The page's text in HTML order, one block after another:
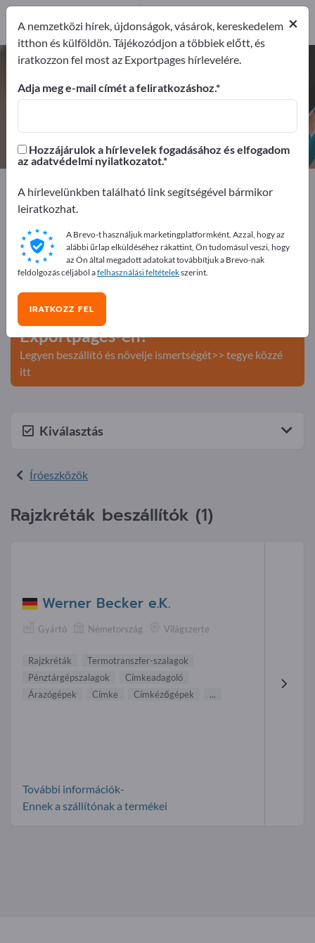
Rajzkréták – gyártók és beszállítók
keresése
1
Gyártók
Exportpages Irodaszerek Íróeszközök Rajzkréták
Hirdessen ingyen az Exportpages-
en!
Keresés – Ajánlatok – Használt áruk – Üzleti kapcsolatok
Tegye közzé cégét és termékeit az
Exportpages-en!
Legyen beszállító és növelje ismertségét>> tegye közzé
itt
Kiválasztás
Íróeszközök
Rajzkréták beszállítók (1)
Werner Becker e.K.
Gyártó Németország Világszerte
Rajzkréták
Termotranszfer-szalagok
Pénztárgépszalagok
Címkeadagoló
Árazógépek
Címke Címkézőgépek ...
További információk-
Ennek a szállítónak a termékei
×
A nemzetközi hírek, újdonságok, vásárok, kereskedelem
itthon és külföldön. Tájékozódjon a többiek előtt, és
iratkozzon fel most az Exportpages hírlevelére.
Adja meg e-mail címét a feliratkozáshoz.
Hozzájárulok a hírlevelek fogadásához és elfogadom
az adatvédelmi nyilatkozatot.
A hírlevelünkben található link segítségével bármikor
leiratkozhat.
A Brevo-t használjuk marketingplatformként. Azzal, hogy az
alábbi űrlap elküldéséhez rákattint, Ön tudomásul veszi, hogy
az Ön által megadott adatokat továbbítjuk a Brevo-nak
feldolgozás céljából afelhasználási feltételekszerint.
IRATKOZZ FEL